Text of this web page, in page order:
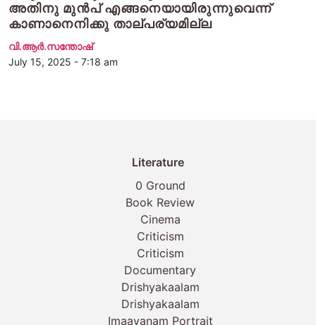
അതിനു മുന്‍പ് എങ്ങനെയായിരുന്നുവെന്ന്
കാണാനെനിക്കു താല്പര്യമില്ല
വി.ആര്‍.സന്തോഷ്
July 15, 2025 - 7:18 am
Literature
0 Ground
Book Review
Cinema
Criticism
Criticism
Documentary
Drishyakaalam
Drishyakaalam
Imaayanam Portrait